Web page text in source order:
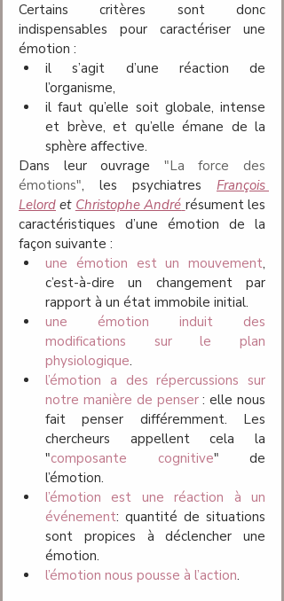
Certains critères sont donc
indispensables pour caractériser une
émotion :
il s’agit d’une réaction de
l’organisme,
il faut qu’elle soit globale, intense
et brève, et qu’elle émane de la
sphère affective.
Dans leur ouvrage "La force des
émotions", les psychiatres
François
Lelord et Christophe André résument les
caractéristiques d’une émotion de la
façon suivante :
une émotion est un mouvement,
c’est-à-dire un changement par
rapport à un état immobile initial.
une émotion induit des
modifications sur le plan
physiologique.
l’émotion a des répercussions sur
notre manière de penser : elle nous
fait penser différemment. Les
chercheurs appellent cela la
"composante cognitive" de
l’émotion.
l’émotion est une réaction à un
événement: quantité de situations
sont propices à déclencher une
émotion.
l’émotion nous pousse à l’action.